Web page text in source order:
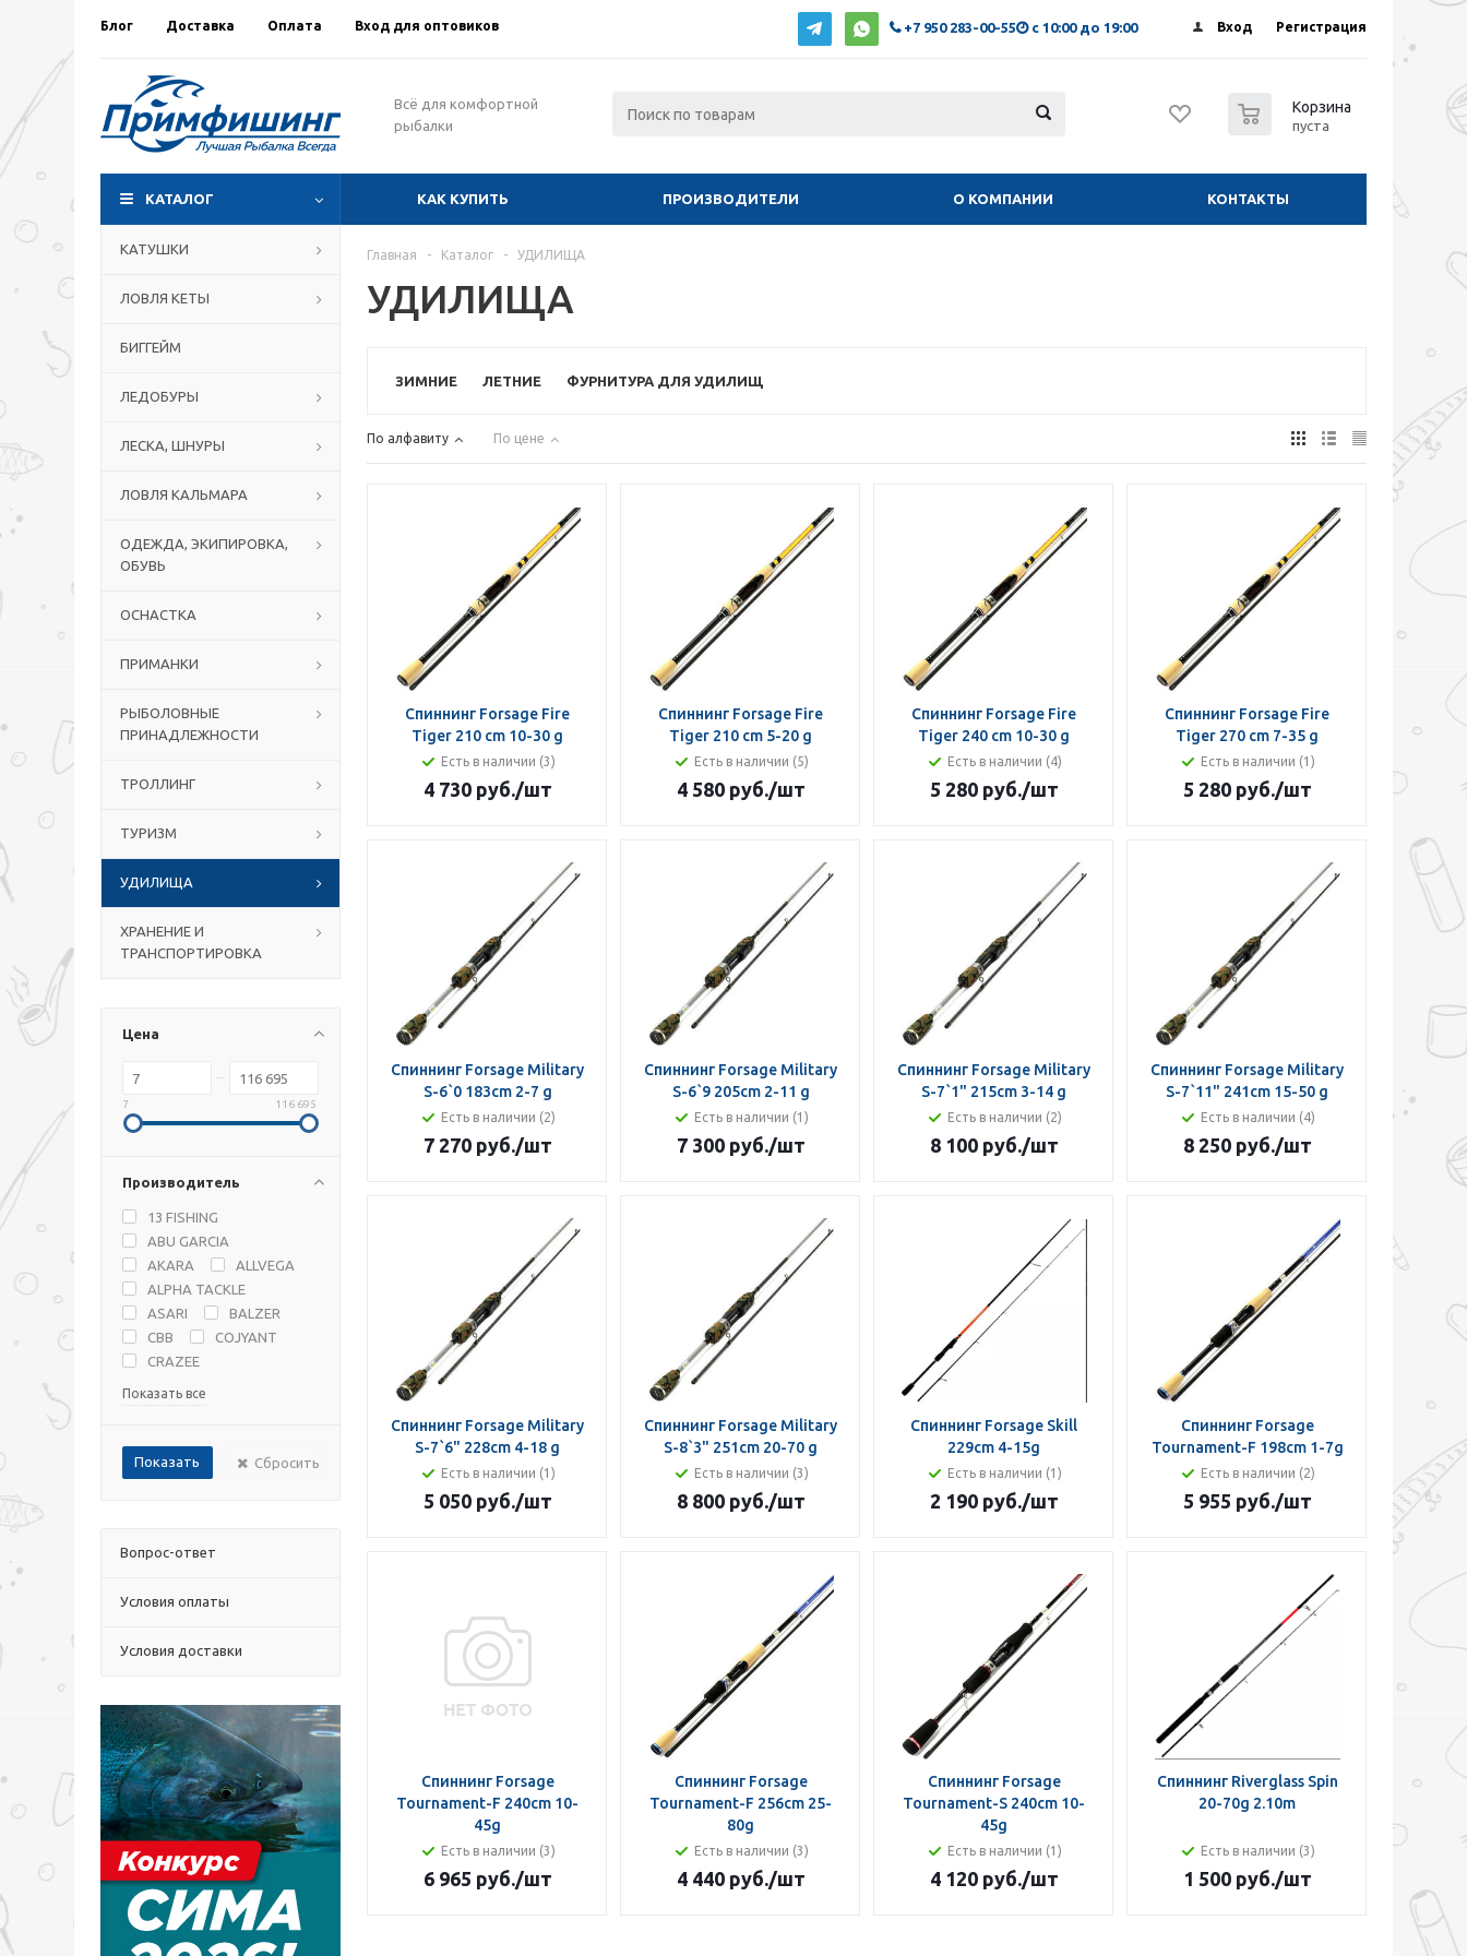
Блог Доставка Оплата Вход для оптовиков Вход Регистрация
+7 950 283-00-55 с 10:00 до 19:00
Всё для комфортной
рыбалки
Корзина
пуста
КАТАЛОГ КАК КУПИТЬ ПРОИЗВОДИТЕЛИ О КОМПАНИИ КОНТАКТЫ
КАТУШКИ
ЛОВЛЯ КЕТЫ
БИГГЕЙМ
ЛЕДОБУРЫ
ЛЕСКА, ШНУРЫ
ЛОВЛЯ КАЛЬМАРА
ОДЕЖДА, ЭКИПИРОВКА,
ОБУВЬ
ОСНАСТКА
ПРИМАНКИ
РЫБОЛОВНЫЕ
ПРИНАДЛЕЖНОСТИ
ТРОЛЛИНГ
ТУРИЗМ
УДИЛИЩА
ХРАНЕНИЕ И
ТРАНСПОРТИРОВКА
Цена
7 116 695
Производитель
13 FISHING
ABU GARCIA
AKARA
ALLVEGA
ALPHA TACKLE
ASARI
BALZER
CBB
COJYANT
CRAZEE
Показать все
Сбросить
Вопрос-ответ
Условия оплаты
Условия доставки
Главная - Каталог - УДИЛИЩА
УДИЛИЩА
ЗИМНИЕ ЛЕТНИЕ ФУРНИТУРА ДЛЯ УДИЛИЩ
По алфавиту По цене
Спиннинг Forsage Fire
Tiger 210 cm 10-30 g
Есть в наличии (3)
4 730 руб./шт
Спиннинг Forsage Fire
Tiger 210 cm 5-20 g
Есть в наличии (5)
4 580 руб./шт
Спиннинг Forsage Fire
Tiger 240 cm 10-30 g
Есть в наличии (4)
5 280 руб./шт
Спиннинг Forsage Fire
Tiger 270 cm 7-35 g
Есть в наличии (1)
5 280 руб./шт
Спиннинг Forsage Military
S-6`0 183cm 2-7 g
Есть в наличии (2)
7 270 руб./шт
Спиннинг Forsage Military
S-6`9 205cm 2-11 g
Есть в наличии (1)
7 300 руб./шт
Спиннинг Forsage Military
S-7`1" 215cm 3-14 g
Есть в наличии (2)
8 100 руб./шт
Спиннинг Forsage Military
S-7`11" 241cm 15-50 g
Есть в наличии (4)
8 250 руб./шт
Спиннинг Forsage Military
S-7`6" 228cm 4-18 g
Есть в наличии (1)
5 050 руб./шт
Спиннинг Forsage Military
S-8`3" 251cm 20-70 g
Есть в наличии (3)
8 800 руб./шт
Спиннинг Forsage Skill
229cm 4-15g
Есть в наличии (1)
2 190 руб./шт
Спиннинг Forsage
Tournament-F 198cm 1-7g
Есть в наличии (2)
5 955 руб./шт
Спиннинг Forsage
Tournament-F 240cm 10-
45g
Есть в наличии (3)
6 965 руб./шт
Спиннинг Forsage
Tournament-F 256cm 25-
80g
Есть в наличии (3)
4 440 руб./шт
Спиннинг Forsage
Tournament-S 240cm 10-
45g
Есть в наличии (1)
4 120 руб./шт
Спиннинг Riverglass Spin
20-70g 2.10m
Есть в наличии (3)
1 500 руб./шт